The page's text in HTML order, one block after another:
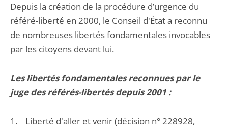
Depuis la création de la procédure d’urgence du
référé-liberté en 2000, le Conseil d'État a reconnu
de nombreuses libertés fondamentales invocables
par les citoyens devant lui.
Les libertés fondamentales reconnues par le
juge des référés-libertés depuis 2001 :
1. Liberté d'aller et venir (décision n° 228928,